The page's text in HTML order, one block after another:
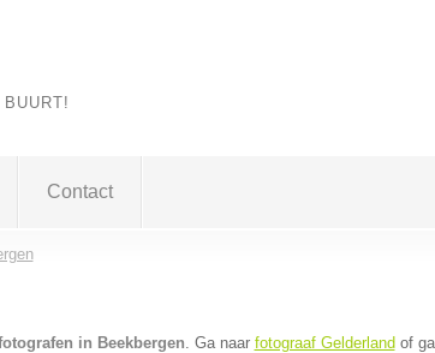
Contact
in Beekbergen. Ga naar fotograaf Gelderland of